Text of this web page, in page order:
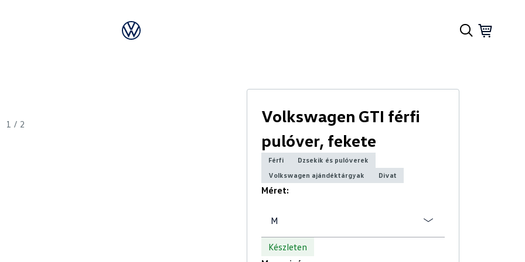
1 / 2
Volkswagen GTI férfi
pulóver, fekete
Férfi
Dzsekik és pulóverek
Volkswagen ajándéktárgyak
Divat
Méret:
M
Készleten